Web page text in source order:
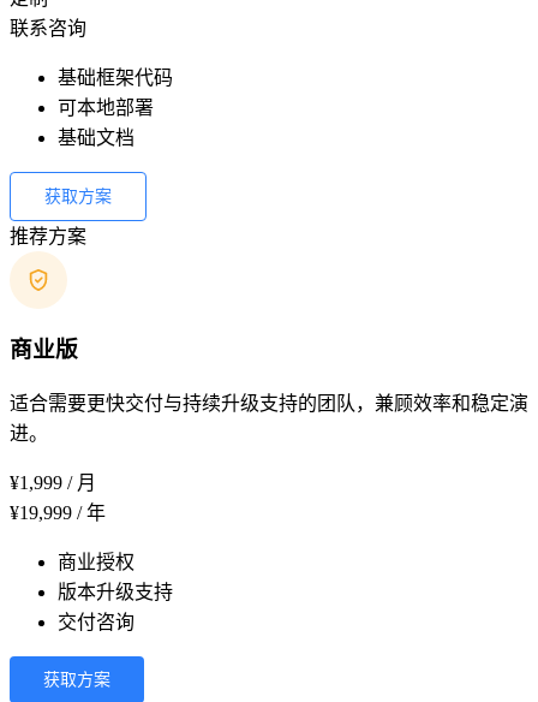
联系咨询
基础框架代码
可本地部署
基础文档
获取方案
推荐方案
商业版
适合需要更快交付与持续升级支持的团队，兼顾效率和稳定演
进。
¥1,999 / 月
¥19,999 / 年
商业授权
版本升级支持
交付咨询
获取方案